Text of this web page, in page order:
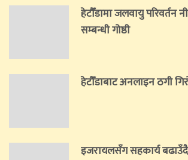
हेटाैँडामा जलवायु परिवर्तन
सम्बन्धी गोष्ठी
हेटौँडाबाट अनलाइन ठगी
इजरायलसँग सहकार्य